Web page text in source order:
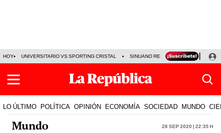
HOY UNIVERSITARIO VS SPORTING CRISTAL SINUANO RESULTADOS HOY
LO ÚLTIMO POLÍTICA OPINIÓN ECONOMÍA SOCIEDAD MUNDO
Mundo 28 Sep 2020 | 22:35 h